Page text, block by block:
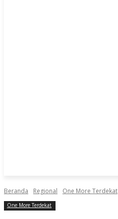
Beranda Regional One More Terdekat
One More Terdekat